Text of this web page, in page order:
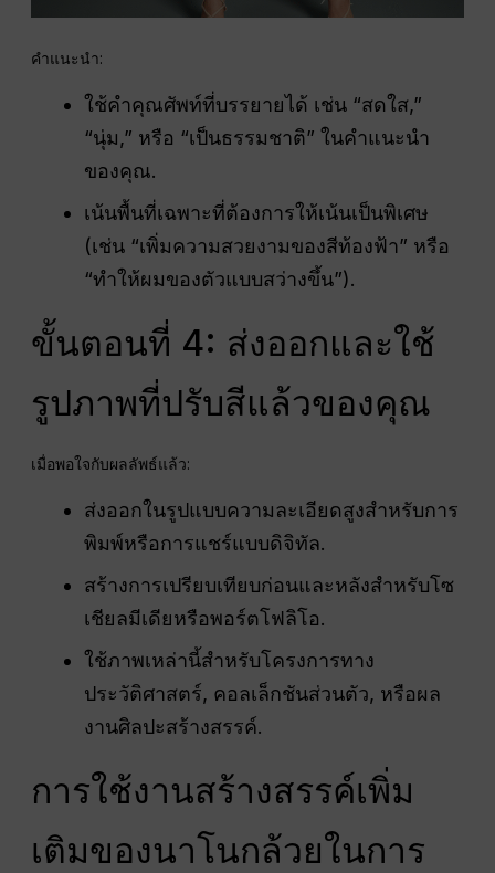
คำแนะนำ:
ใช้คำคุณศัพท์ที่บรรยายได้ เช่น “สดใส,”
“นุ่ม,” หรือ “เป็นธรรมชาติ” ในคำแนะนำ
ของคุณ.
เน้นพื้นที่เฉพาะที่ต้องการให้เน้นเป็นพิเศษ
(เช่น “เพิ่มความสวยงามของสีท้องฟ้า” หรือ
“ทำให้ผมของตัวแบบสว่างขึ้น”).
ขั้นตอนที่ 4: ส่งออกและใช้
รูปภาพที่ปรับสีแล้วของคุณ
เมื่อพอใจกับผลลัพธ์แล้ว:
ส่งออกในรูปแบบความละเอียดสูงสำหรับการ
พิมพ์หรือการแชร์แบบดิจิทัล.
สร้างการเปรียบเทียบก่อนและหลังสำหรับโซ
เชียลมีเดียหรือพอร์ตโฟลิโอ.
ใช้ภาพเหล่านี้สำหรับโครงการทาง
ประวัติศาสตร์, คอลเล็กชันส่วนตัว, หรือผล
งานศิลปะสร้างสรรค์.
การใช้งานสร้างสรรค์เพิ่ม
เติมของนาโนกล้วยในการ